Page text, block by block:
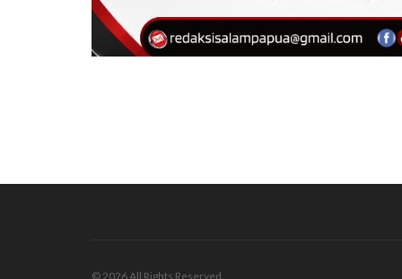
© 2026 All Rights Reserved